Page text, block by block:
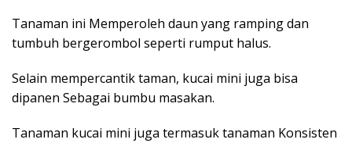
Tanaman ini Memperoleh daun yang ramping dan
tumbuh bergerombol seperti rumput halus.
Selain mempercantik taman, kucai mini juga bisa
dipanen Sebagai bumbu masakan.
Tanaman kucai mini juga termasuk tanaman Konsisten